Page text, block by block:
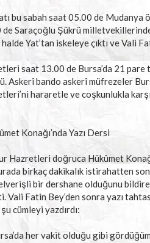
bu sabah saat 05.00 de
Saraçoğlu Şükrü
Yat’tan iskeleye çıktı ve Vali
saat 13.00 de Bursa’da 21 pare
Askerî bando askerî müfrezeler
hararetle ve coşkunlukla
Konağı’nda Yazı Dersi
Hazretleri doğruca Hükûmet
birkaç dakikalık istirahatten
elverişli bir dershane olduğunu
Vali Fatin Bey’den sonra yazı
cümleyi yazdırdı:
her vakit olduğu gibi